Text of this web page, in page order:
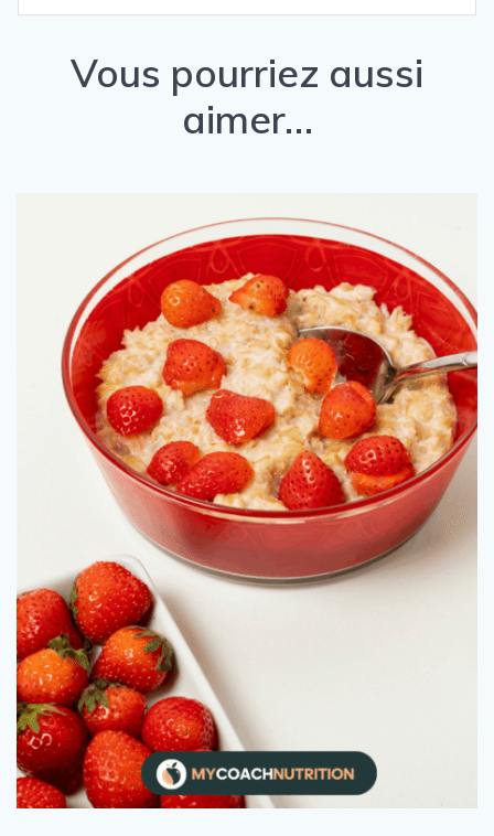
Vous pourriez aussi
aimer…